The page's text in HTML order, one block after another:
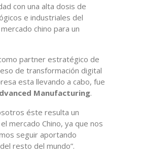
con una alta dosis de
e industriales del
chino para un
partner estratégico de
de transformación digital
esta llevando a cabo, fue
Manufacturing.
éste resulta un
mercado Chino, ya que nos
seguir aportando
resto del mundo”.